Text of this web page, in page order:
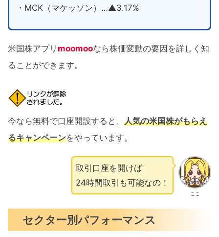
・MCK（マケッソン）…▲3.17%
米国株アプリ moomooなら株価変動の要因を詳しく知
ることができます。
今なら無料で口座開設すると、 人気の米国株がもらえ
るキャンペーンをやっています。
ここ
取引口座を開けば
24時間取引も可能なの！
セクター別パフォーマンス